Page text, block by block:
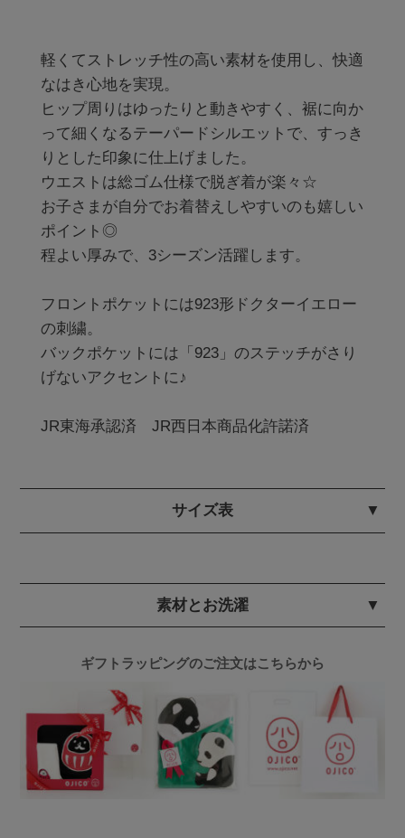
軽くてストレッチ性の高い素材を使用し、快適
なはき心地を実現。
ヒップ周りはゆったりと動きやすく、裾に向か
って細くなるテーパードシルエットで、すっき
りとした印象に仕上げました。
ウエストは総ゴム仕様で脱ぎ着が楽々☆
お子さまが自分でお着替えしやすいのも嬉しい
ポイント◎
程よい厚みで、3シーズン活躍します。
フロントポケットには923形ドクターイエロー
の刺繍。
バックポケットには「923」のステッチがさり
げないアクセントに♪
JR東海承認済　JR西日本商品化許諾済
サイズ表
素材とお洗濯
ギフトラッピングのご注文はこちらから